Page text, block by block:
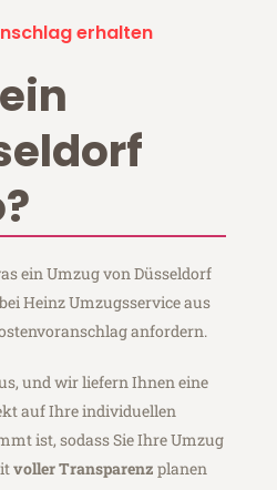
erhalten
ein Umzug von Düsseldorf
Heinz Umzugsservice aus
anfordern.
und wir liefern Ihnen eine
auf Ihre individuellen
ist, sodass Sie Ihre Umzug
voller Transparenz planen